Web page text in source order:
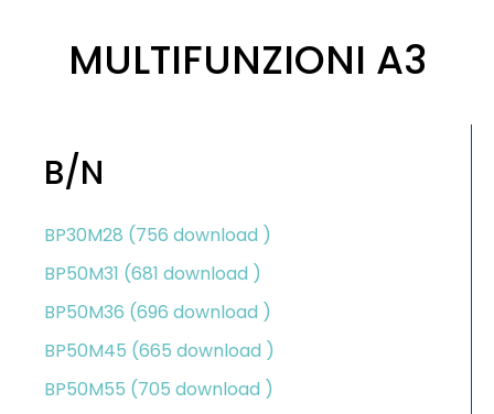
MULTIFUNZIONI A3
B/N
BP30M28 (756 download )
BP50M31 (681 download )
BP50M36 (696 download )
BP50M45 (665 download )
BP50M55 (705 download )